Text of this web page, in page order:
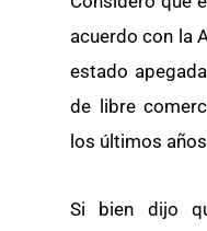
acuerdo con la
estado
de libre
los últimos
Si bien dijo